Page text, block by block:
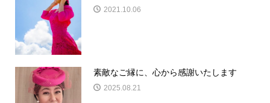
2021.10.06
素敵なご縁に、心から感謝いたします
2025.08.21